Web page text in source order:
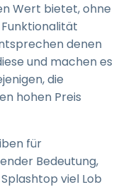
Wert bietet, ohne
denen
und machen es
die
hohen Preis
für
Bedeutung,
viel Lob